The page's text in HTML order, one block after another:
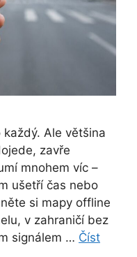
každý. Ale většina
zavře
mnohem víc –
ušetří čas nebo
si mapy offline
v zahraničí bez
signálem … Číst